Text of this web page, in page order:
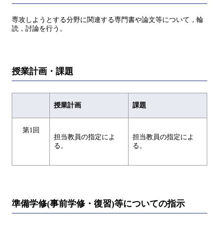
専攻しようとする分野に関連する専門書や論文等について，輪
読，討論を行う。
授業計画・課題
授業計画 課題
第1回
担当教員の指定によ
る。
担当教員の指定によ
る。
準備学修(事前学修・復習)等についての指示